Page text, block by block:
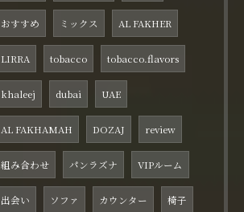
おすすめ ミックス AL FAKHER
LIRRA tobacco tobacco.flavors
khaleej dubai UAE
AL FAKHAMAH DOZAJ review
組み合わせ パンラズナ VIPルーム
出会い ソファ カウンター 椅子